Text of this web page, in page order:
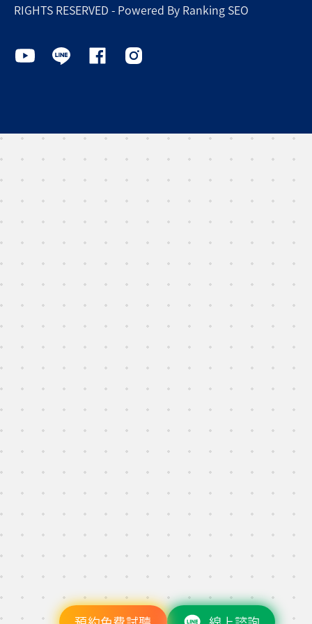
RIGHTS RESERVED - Powered By Ranking SEO